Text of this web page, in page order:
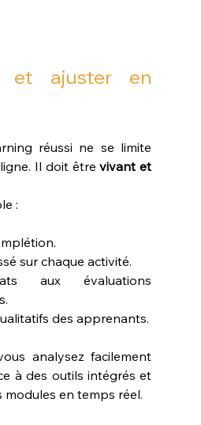
et ajuster en
réussi ne se limite
Il doit être vivant et
:
sur chaque activité.
aux évaluations
des apprenants.
analysez facilement
à des outils intégrés et
en temps réel.